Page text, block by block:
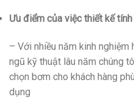
Ưu điểm của việc thiết kế
– Với nhiều năm kinh
ngũ kỹ thuật lâu năm chúng
chọn bơm cho khách hàng
dụng